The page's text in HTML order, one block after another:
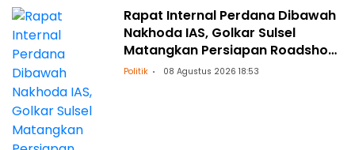
Rapat Internal Perdana Dibawah
Nakhoda IAS, Golkar Sulsel
Matangkan Persiapan Roadshow
ke Daerah
Politik 08 Agustus 2026 18:53